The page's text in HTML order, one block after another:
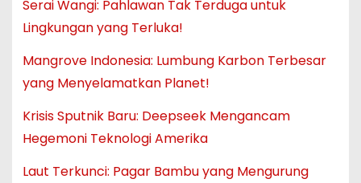
Serai Wangi: Pahlawan Tak Terduga untuk
Lingkungan yang Terluka!
Mangrove Indonesia: Lumbung Karbon Terbesar
yang Menyelamatkan Planet!
Krisis Sputnik Baru: Deepseek Mengancam
Hegemoni Teknologi Amerika
Laut Terkunci: Pagar Bambu yang Mengurung